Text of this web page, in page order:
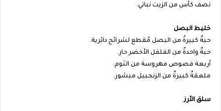
نصف كأس من الزيت نباتي.
خليط البصل
حبةٌ كبيرةٌ من البصل مُقطع لشرائح دائرية.
حبةٌ واحدةٌ من الفلفل الأخضر حار.
أربعة فصوص مهروسة من الثوم.
ملعقةٌ كبيرةٌ من الزنجبيل مبشور.
سلق الأرز